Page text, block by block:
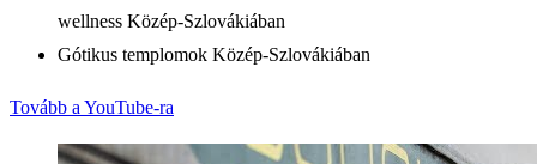
wellness Közép-Szlovákiában
Gótikus templomok Közép-Szlovákiában
Tovább a YouTube-ra